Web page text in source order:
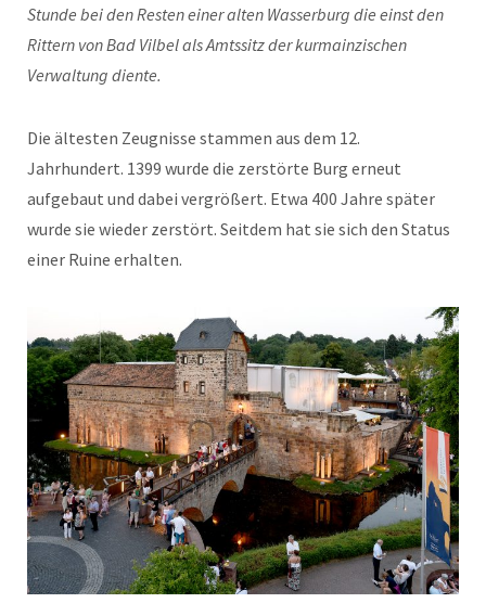
Stunde bei den Resten einer alten Wasserburg die einst den
Rittern von Bad Vilbel als Amtssitz der kurmainzischen
Verwaltung diente.
Die ältesten Zeugnisse stammen aus dem 12.
Jahrhundert. 1399 wurde die zerstörte Burg erneut
aufgebaut und dabei vergrößert. Etwa 400 Jahre später
wurde sie wieder zerstört. Seitdem hat sie sich den Status
einer Ruine erhalten.